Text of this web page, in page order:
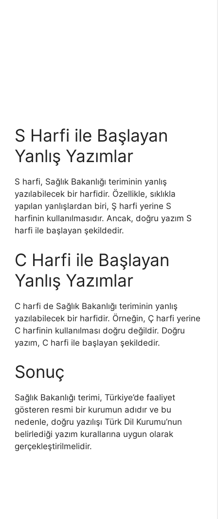
S Harfi ile Başlayan
Yanlış Yazımlar
S harfi, Sağlık Bakanlığı teriminin yanlış
yazılabilecek bir harfidir. Özellikle, sıklıkla
yapılan yanlışlardan biri, Ş harfi yerine S
harfinin kullanılmasıdır. Ancak, doğru yazım S
harfi ile başlayan şekildedir.
C Harfi ile Başlayan
Yanlış Yazımlar
C harfi de Sağlık Bakanlığı teriminin yanlış
yazılabilecek bir harfidir. Örneğin, Ç harfi yerine
C harfinin kullanılması doğru değildir. Doğru
yazım, C harfi ile başlayan şekildedir.
Sonuç
Sağlık Bakanlığı terimi, Türkiye’de faaliyet
gösteren resmi bir kurumun adıdır ve bu
nedenle, doğru yazılışı Türk Dil Kurumu’nun
belirlediği yazım kurallarına uygun olarak
gerçekleştirilmelidir.